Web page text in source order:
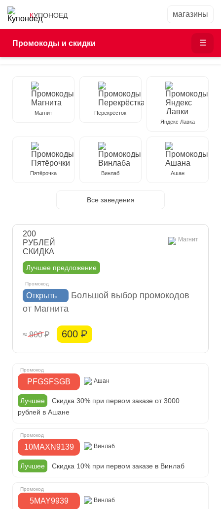
КУПОНОЕД
Промокоды и скидки
Магнит
Перекрёсток
Яндекс Лавка
Пятёрочка Винлаб Ашан
Все заведения
Магнит
200
РУБЛЕЙ
СКИДКА
Лучшее предложение
Открыть
Большой выбор промокодов
от Магнита
≈ 800Р 600 Р
PFGSFSGB Ашан
Лучшее
Скидка 30% при первом заказе от 3000
рублей в Ашане
10MAXN9139 Винлаб
Лучшее Скидка 10% при первом заказе в Винлаб
5MAY9939 Винлаб